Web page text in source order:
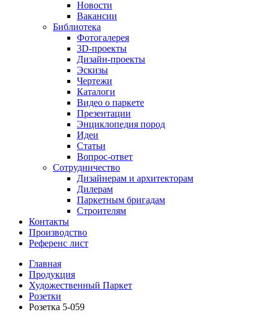
Новости
Вакансии
Библиотека
Фотогалерея
3D-проекты
Дизайн-проекты
Эскизы
Чертежи
Каталоги
Видео о паркете
Презентации
Энциклопедия пород
Идеи
Статьи
Вопрос-ответ
Сотрудничество
Дизайнерам и архитекторам
Дилерам
Паркетным бригадам
Строителям
Контакты
Производство
Референс лист
Главная
Продукция
Художественный Паркет
Розетки
Розетка 5-059